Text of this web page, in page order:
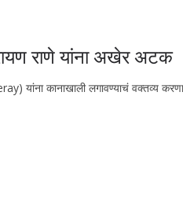
राणे यांना अखेर अटक
यांना कानाखाली लगावण्याचं वक्तव्य